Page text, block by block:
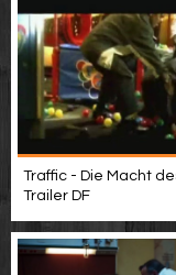
Traffic - Die Macht
Trailer DF